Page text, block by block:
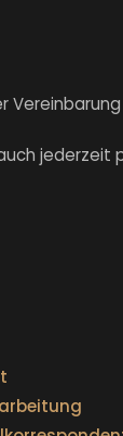
Vereinbarung
jederzeit